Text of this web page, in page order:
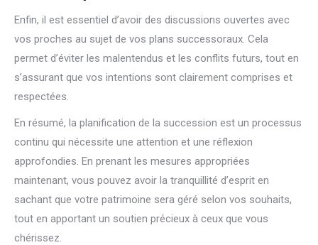
Enfin, il est essentiel d’avoir des discussions ouvertes avec
vos proches au sujet de vos plans successoraux. Cela
permet d’éviter les malentendus et les conflits futurs, tout en
s’assurant que vos intentions sont clairement comprises et
respectées.
En résumé, la planification de la succession est un processus
continu qui nécessite une attention et une réflexion
approfondies. En prenant les mesures appropriées
maintenant, vous pouvez avoir la tranquillité d’esprit en
sachant que votre patrimoine sera géré selon vos souhaits,
tout en apportant un soutien précieux à ceux que vous
chérissez.